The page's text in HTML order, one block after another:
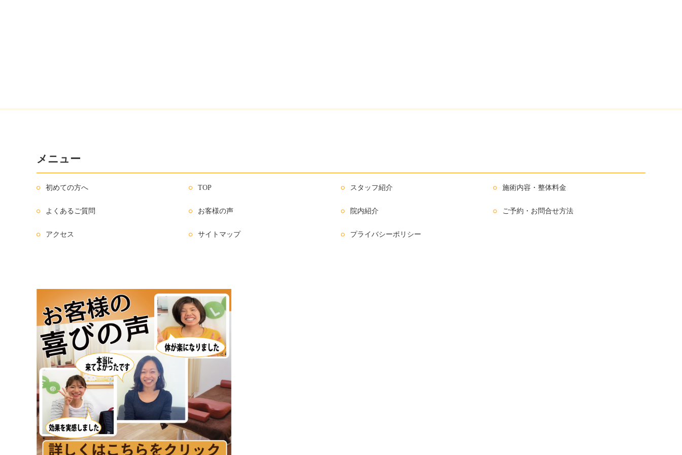
メニュー
初めての方へ TOP スタッフ紹介 施術内容・整体料金
よくあるご質問 お客様の声 院内紹介 ご予約・お問合せ方法
アクセス サイトマップ プライバシーポリシー